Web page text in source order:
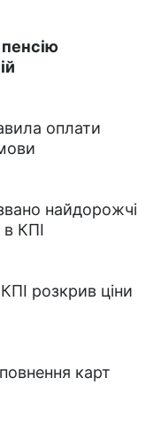
оплати
найдорожчі
в КПІ
розкрив ціни
карт